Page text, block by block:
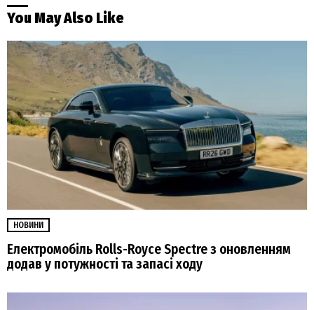
You May Also Like
НОВИНИ
Електромобіль Rolls-Royce Spectre з оновленням
додав у потужності та запасі ходу